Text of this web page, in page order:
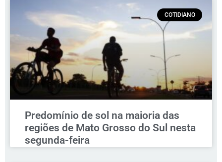
COTIDIANO
Predomínio de sol na maioria das
regiões de Mato Grosso do Sul nesta
segunda-feira